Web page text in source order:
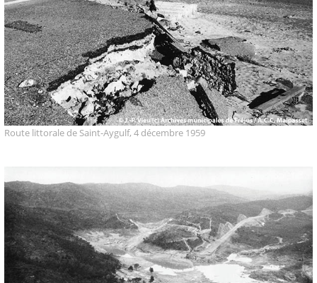
Route littorale de Saint-Aygulf, 4 décembre 1959